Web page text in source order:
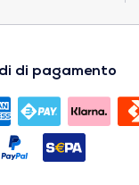
di pagamento